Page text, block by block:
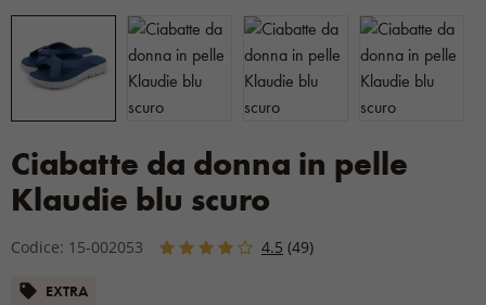
Ciabatte da donna in pelle
Klaudie blu scuro
Codice: 15-002053 4.5 (49)
EXTRA